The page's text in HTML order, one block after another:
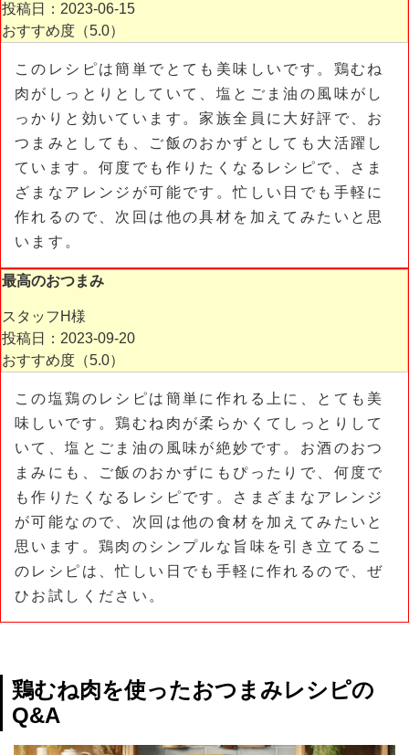
投稿日：2023-06-15
おすすめ度（5.0）
このレシピは簡単でとても美味しいです。鶏むね
肉がしっとりとしていて、塩とごま油の風味がし
っかりと効いています。家族全員に大好評で、お
つまみとしても、ご飯のおかずとしても大活躍し
ています。何度でも作りたくなるレシピで、さま
ざまなアレンジが可能です。忙しい日でも手軽に
作れるので、次回は他の具材を加えてみたいと思
います。
最高のおつまみ
スタッフH様
投稿日：2023-09-20
おすすめ度（5.0）
この塩鶏のレシピは簡単に作れる上に、とても美
味しいです。鶏むね肉が柔らかくてしっとりして
いて、塩とごま油の風味が絶妙です。お酒のおつ
まみにも、ご飯のおかずにもぴったりで、何度で
も作りたくなるレシピです。さまざまなアレンジ
が可能なので、次回は他の食材を加えてみたいと
思います。鶏肉のシンプルな旨味を引き立てるこ
のレシピは、忙しい日でも手軽に作れるので、ぜ
ひお試しください。
鶏むね肉を使ったおつまみレシピの
Q&A